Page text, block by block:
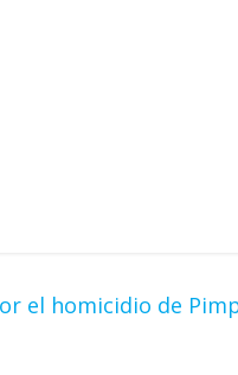
el homicidio de